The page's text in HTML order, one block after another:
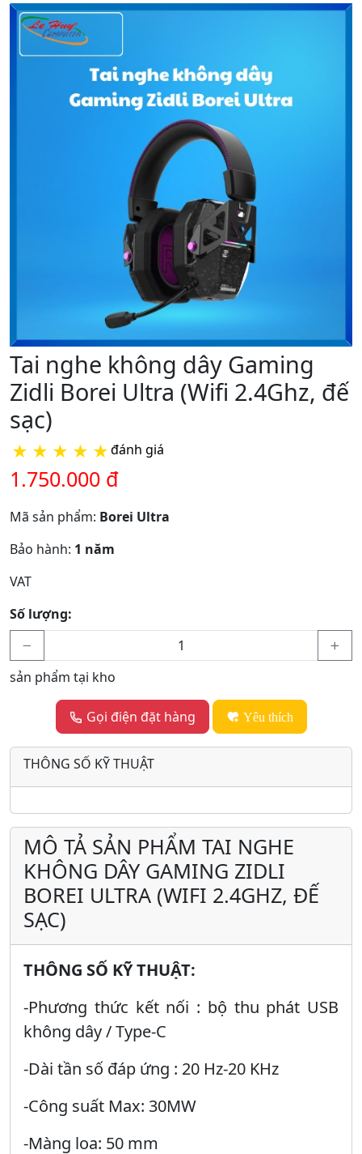
Tai nghe không dây Gaming
Zidli Borei Ultra (Wifi 2.4Ghz, đế
sạc)
★ ★ ★ ★ ★đánh giá
1.750.000 đ
Mã sản phẩm: Borei Ultra
Bảo hành: 1 năm
VAT
Số lượng:
sản phẩm tại kho
Gọi điện đặt hàng Yêu thích
THÔNG SỐ KỸ THUẬT
MÔ TẢ SẢN PHẨM TAI NGHE
KHÔNG DÂY GAMING ZIDLI
BOREI ULTRA (WIFI 2.4GHZ, ĐẾ
SẠC)
THÔNG SỐ KỸ THUẬT:
-Phương thức kết nối : bộ thu phát USB
không dây / Type-C
-Dài tần số đáp ứng : 20 Hz-20 KHz
-Công suất Max: 30MW
-Màng loa: 50 mm